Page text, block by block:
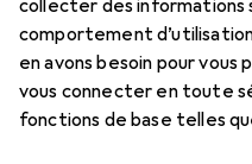
collecter des
comportement
en avons besoin pour
vous connecter en toute
fonctions de base telles
StarrettMandrin
Prix en EUR TVA incl.
EUR
23,90